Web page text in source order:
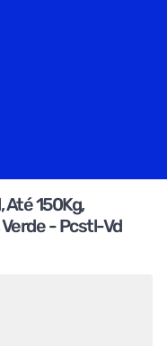
Até 150Kg,
Verde - Pcstl-Vd